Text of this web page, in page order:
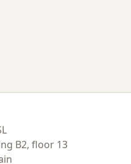
B2, floor 13